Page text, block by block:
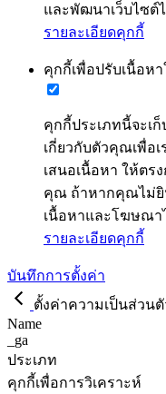
และพัฒนาเว็บไซต์
รายละเอียดคุกกี้
คุกกี้เพื่อปรับเนื้อห
คุกกี้ประเภทนี้จะเ
เกี่ยวกับตัวคุณเพื่อ
เสนอเนื้อหา ให้ตร
คุณ ถ้าหากคุณไม่ยิ
เนื้อหาและโฆษณ
รายละเอียดคุกกี้
บันทึกการตั้งค่า
ตั้งค่าความเป็นส่วนตั
Name
_ga
ประเภท
คุกกี้เพื่อการวิเคราะห์